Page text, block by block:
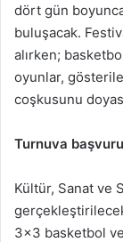
dört gün
buluşacak.
alırken;
oyunlar,
coşkusunu
Turnuva
Kültür, Sanat ve
3×3 basketbol